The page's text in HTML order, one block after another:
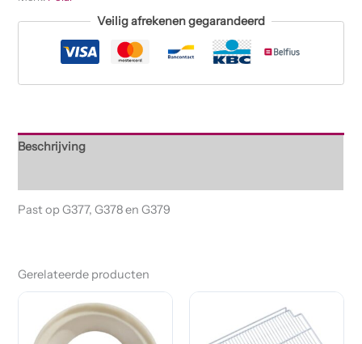
Veilig afrekenen gegarandeerd
Beschrijving
Past op G377, G378 en G379
Gerelateerde producten